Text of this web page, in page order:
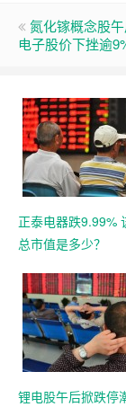
氮化镓概念股
电子股价下挫逾
正泰电器跌9.99%
总市值是多少？
锂电股午后掀跌停